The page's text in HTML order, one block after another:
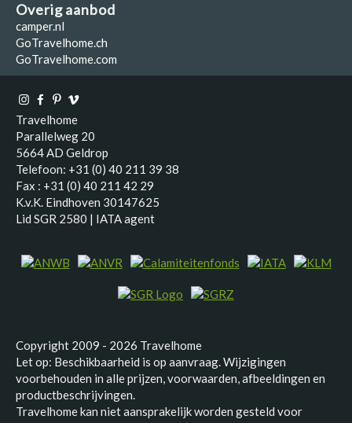
Overig aanbod
camper.nl
GoTravelhome.ch
GoTravelhome.com
Travelhome
Parallelweg 20
5664 AD Geldrop
Telefoon: +31 (0) 40 211 39 38
Fax : +31 (0) 40 211 42 29
K.v.K. Eindhoven 30147625
Lid SGR 2580 | IATA agent
Copyright 2009 - 2026 Travelhome
Let op: Beschikbaarheid is op aanvraag. Wijzigingen
voorbehouden in alle prijzen, voorwaarden, afbeeldingen en
productbeschrijvingen.
Travelhome kan niet aansprakelijk worden gesteld voor